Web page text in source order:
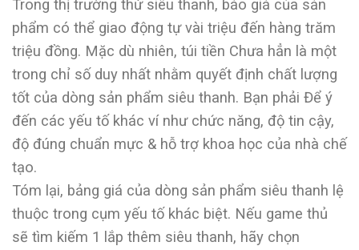
Trong thị trường thứ siêu thanh, báo giá của sản
phẩm có thể giao động tự vài triệu đến hàng trăm
triệu đồng. Mặc dù nhiên, túi tiền Chưa hẳn là một
trong chỉ số duy nhất nhằm quyết định chất lượng
tốt của dòng sản phẩm siêu thanh. Bạn phải Để ý
đến các yếu tố khác ví như chức năng, độ tin cậy,
độ đúng chuẩn mực & hỗ trợ khoa học của nhà chế
tạo.
Tóm lại, bảng giá của dòng sản phẩm siêu thanh lệ
thuộc trong cụm yếu tố khác biệt. Nếu game thủ
sẽ tìm kiếm 1 lắp thêm siêu thanh, hãy chọn